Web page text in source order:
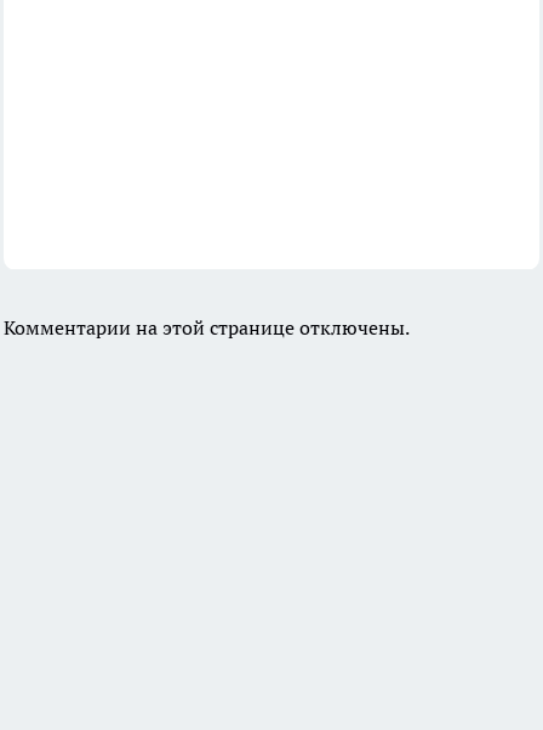
Комментарии на этой странице отключены.